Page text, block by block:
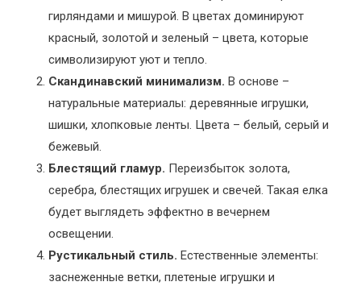
гирляндами и мишурой. В цветах доминируют
красный, золотой и зеленый – цвета, которые
символизируют уют и тепло.
Скандинавский минимализм. В основе –
натуральные материалы: деревянные игрушки,
шишки, хлопковые ленты. Цвета – белый, серый и
бежевый.
Блестящий гламур. Переизбыток золота,
серебра, блестящих игрушек и свечей. Такая елка
будет выглядеть эффектно в вечернем
освещении.
Рустикальный стиль. Естественные элементы:
заснеженные ветки, плетеные игрушки и